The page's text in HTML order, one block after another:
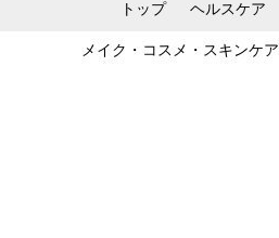
トップ ヘルスケア
メイク・コスメ・スキンケア